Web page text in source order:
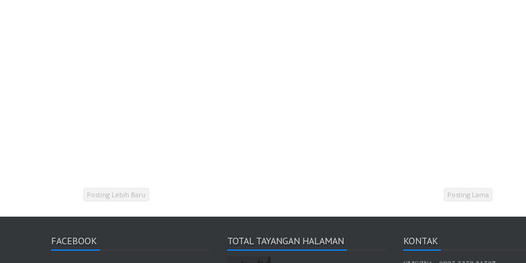
Posting Lebih Baru Posting Lama
FACEBOOK TOTAL TAYANGAN HALAMAN KONTAK